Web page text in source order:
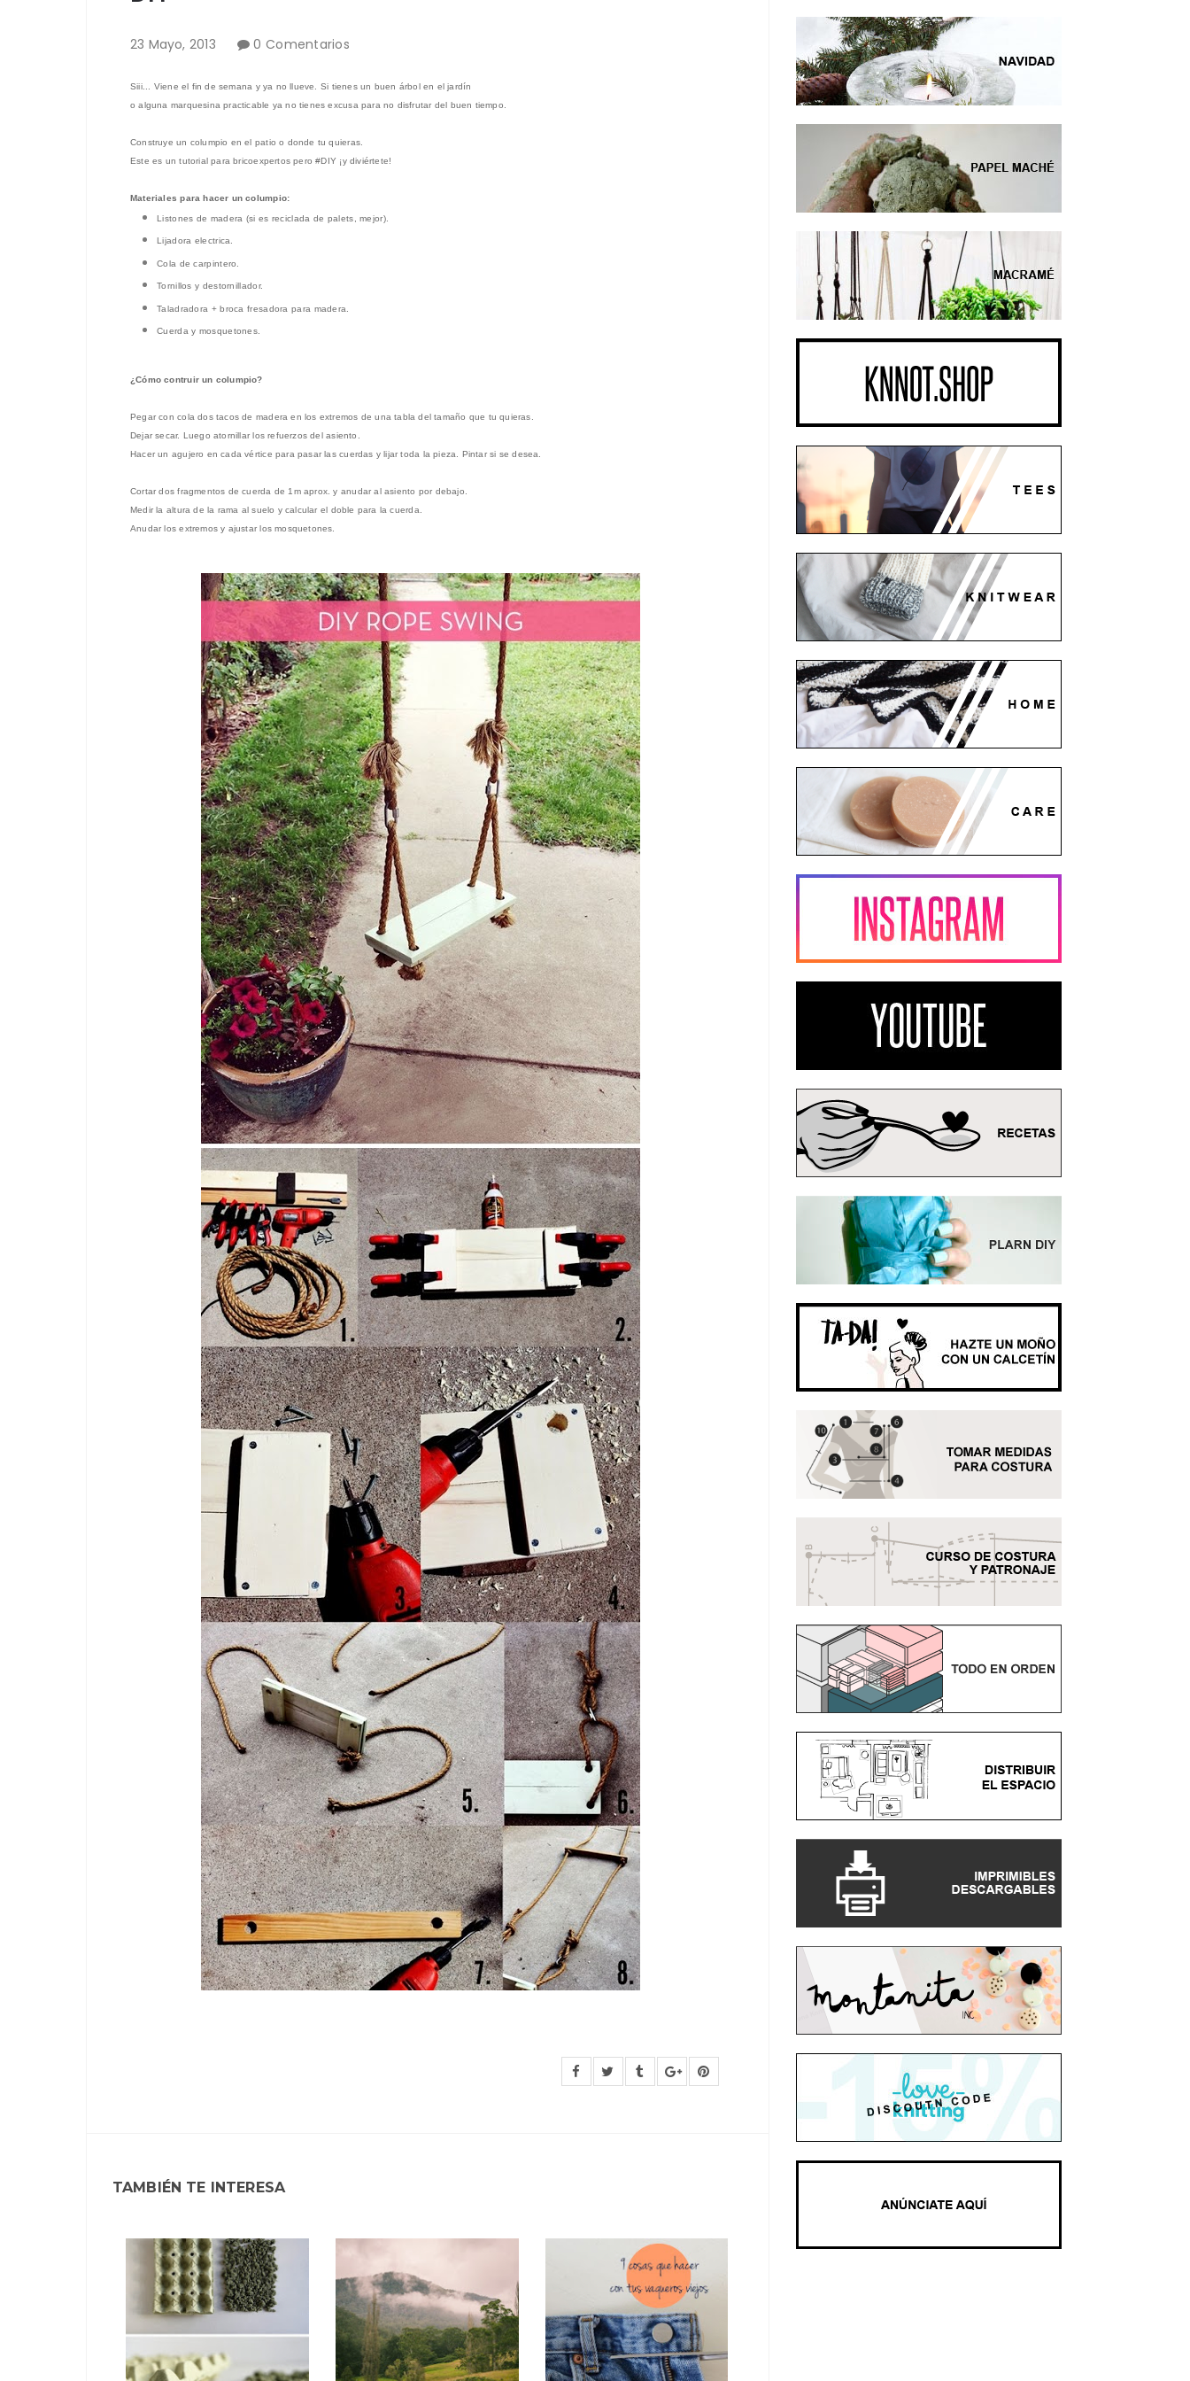
23 Mayo, 2013 0 Comentarios
Siii... Viene el fin de semana y ya no llueve.
Si tienes un buen árbol en el jardín
o alguna marquesina practicable ya no tienes excusa para no disfrutar del buen tiempo.
Construye un columpio en el patio o donde tu quieras.
Este es un tutorial para bricoexpertospero#DIY ¡y diviértete!
Materiales para hacer un columpio:
Listones de madera (si es reciclada de palets, mejor).
Lijadora electrica.
Cola de carpintero
Tornillos y destornillador.
Taladradora + broca fresadora para madera.
Cuerday mosquetones.
¿Cómo contruir un columpio?
Pegar con cola dos tacos de madera en los extremos de una tabla del tamaño que tu quieras.
Dejar secar. Luego atornillar los refuerzos del asiento.
Hacerun agujero encada vértice para pasar las cuerdas y lijar toda la pieza. Pintar si se desea.
Cortar dos fragmentos de cuerda de 1m aprox. y anudar al asiento por debajo
Medir la altura de la rama al suelo y calcular el doble para la cuerda
Anudar los extremos y ajustar los mosquetones
TAMBIÉN TE INTERESA